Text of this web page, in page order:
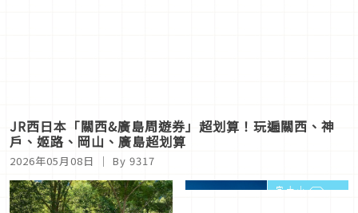
JR西日本「關西&廣島周遊券」超划算！玩遍關西、神
戶、姬路、岡山、廣島超划算
2026年05月08日 ｜ By 9317